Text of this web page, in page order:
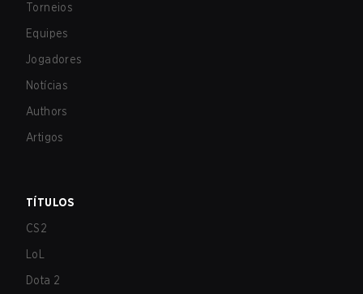
Torneios
Equipes
Jogadores
Notícias
Authors
Artigos
TÍTULOS
CS2
LoL
Dota 2